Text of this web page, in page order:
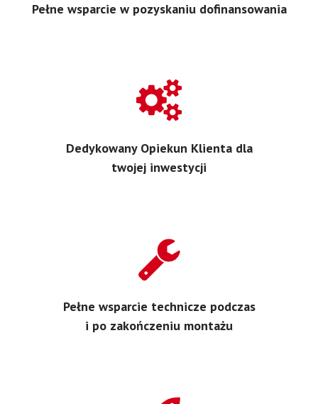
Pełne wsparcie w pozyskaniu dofinansowania
Dedykowany Opiekun Klienta dla
twojej inwestycji
Pełne wsparcie technicze podczas
i po zakończeniu montażu